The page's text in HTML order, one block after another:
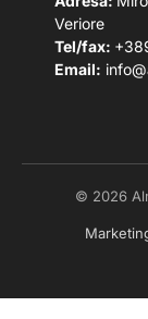
Veriore
Tel/fax:
Email:
© 2026